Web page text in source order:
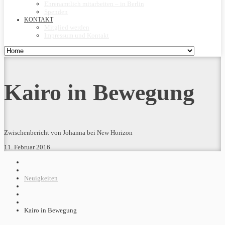
KONTAKT
Kairo in Bewegung
Zwischenbericht von Johanna bei New Horizon
11. Februar 2016
Neuigkeiten
Kairo in Bewegung